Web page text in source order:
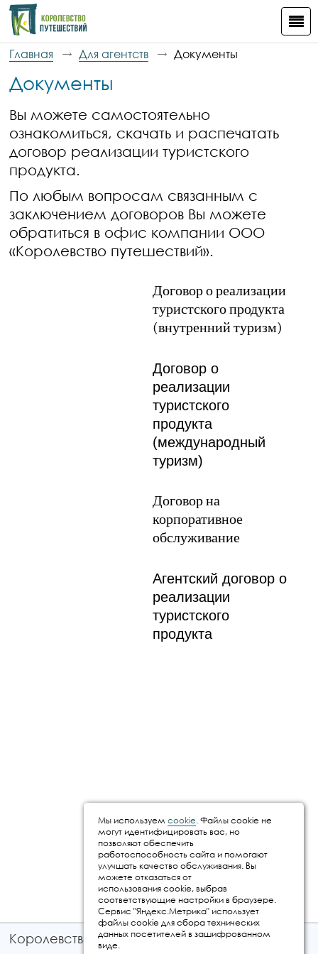
Главная Для агентств Документы
Документы
Вы можете самостоятельно
ознакомиться, скачать и распечатать
договор реализации туристского
продукта.
По любым вопросам связанным с
заключением договоров Вы можете
обратиться в офис компании ООО
«Королевство путешествий».
Договор о реализации
туристского продукта
(внутренний туризм)
Договор о
реализации
туристского
продукта
(международный
туризм)
Договор на
корпоративное
обслуживание
Агентский договор о
реализации
туристского
продукта
Свидетельство о
государственной
регистрации
Свидетельство о
Королевство путешествий © 2026
Мы используем cookie. Файлы cookie не
могут идентифицировать вас, но
позволяют обеспечить
работоспособность сайта и помогают
улучшать качество обслуживания. Вы
можете отказаться от
использования cookie, выбрав
соответствующие настройки в браузере.
Сервис "Яндекс.Метрика" использует
файлы cookie для сбора технических
данных посетителей в зашифрованном
виде.